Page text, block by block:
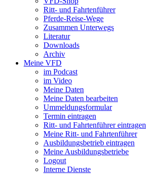
Ritt- und Fahrtenführer
Pferde-Reise-Wege
Zusammen Unterwegs
Literatur
Downloads
Archiv
Meine VFD
im Podcast
im Video
Meine Daten
Meine Daten bearbeiten
Ummeldungsformular
Termin eintragen
Ritt- und Fahrtenführer eintragen
Meine Ritt- und Fahrtenführer
Ausbildungsbetrieb eintragen
Meine Ausbildungsbetriebe
Logout
Interne Dienste